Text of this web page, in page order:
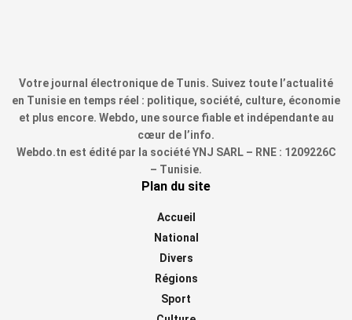
Votre journal électronique de Tunis. Suivez toute l’actualité
en Tunisie en temps réel : politique, société, culture, économie
et plus encore. Webdo, une source fiable et indépendante au
cœur de l’info.
Webdo.tn est édité par la société YNJ SARL – RNE : 1209226C
– Tunisie.
Plan du site
Accueil
National
Divers
Régions
Sport